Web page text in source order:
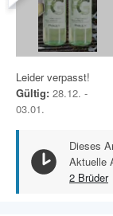
Leider verpasst!
Gültig: 28.12. -
03.01.
Dieses
Aktuelle
2 Brüder